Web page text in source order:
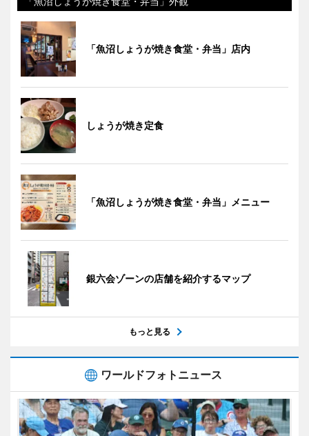
「魚沼しょうが焼き食堂・弁当」店内
しょうが焼き定食
「魚沼しょうが焼き食堂・弁当」メニュー
銀六会ゾーンの店舗を紹介するマップ
もっと見る
ワールドフォトニュース